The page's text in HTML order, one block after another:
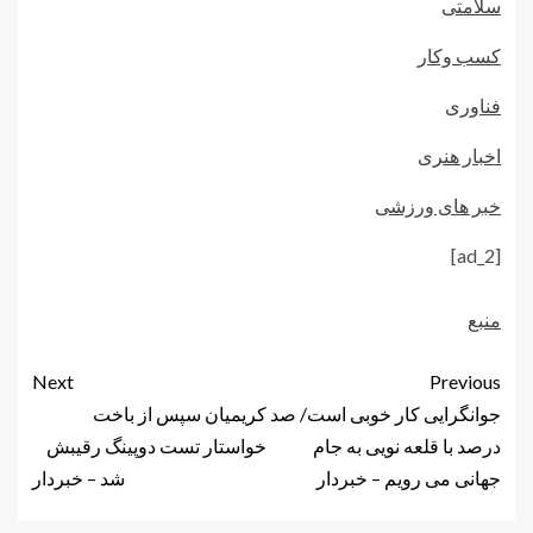
سلامتی
کسب وکار
فناوری
اخبار هنری
خبر های ورزشی
[ad_2]
منبع
Previous
جوانگرایی کار خوبی است/ صد
درصد با قلعه نویی به جام
جهانی می رویم – خبردار
Next
کریمیان سپس از باخت
خواستار تست دوپینگ رقیبش
شد – خبردار